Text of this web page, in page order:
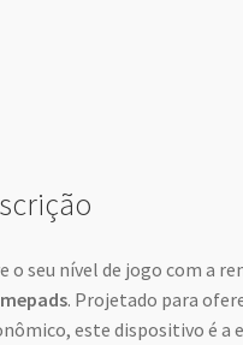
o seu nível de jogo com a
. Projetado para
este dispositivo é a